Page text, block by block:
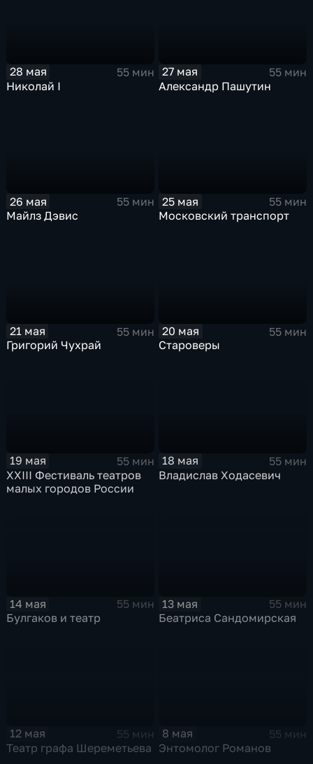
28 мая
55 мин
Николай I
27 мая
55 мин
Александр Пашутин
26 мая
55 мин
Майлз Дэвис
25 мая
55 мин
Московский транспорт
21 мая
55 мин
Григорий Чухрай
20 мая
55 мин
Староверы
19 мая
55 мин
XXIII Фестиваль театров
малых городов России
18 мая
55 мин
Владислав Ходасевич
14 мая
55 мин
Булгаков и театр
13 мая
55 мин
Беатриса Сандомирская
12 мая
55 мин
Театр графа Шереметьева
8 мая
55 мин
Энтомолог Романов